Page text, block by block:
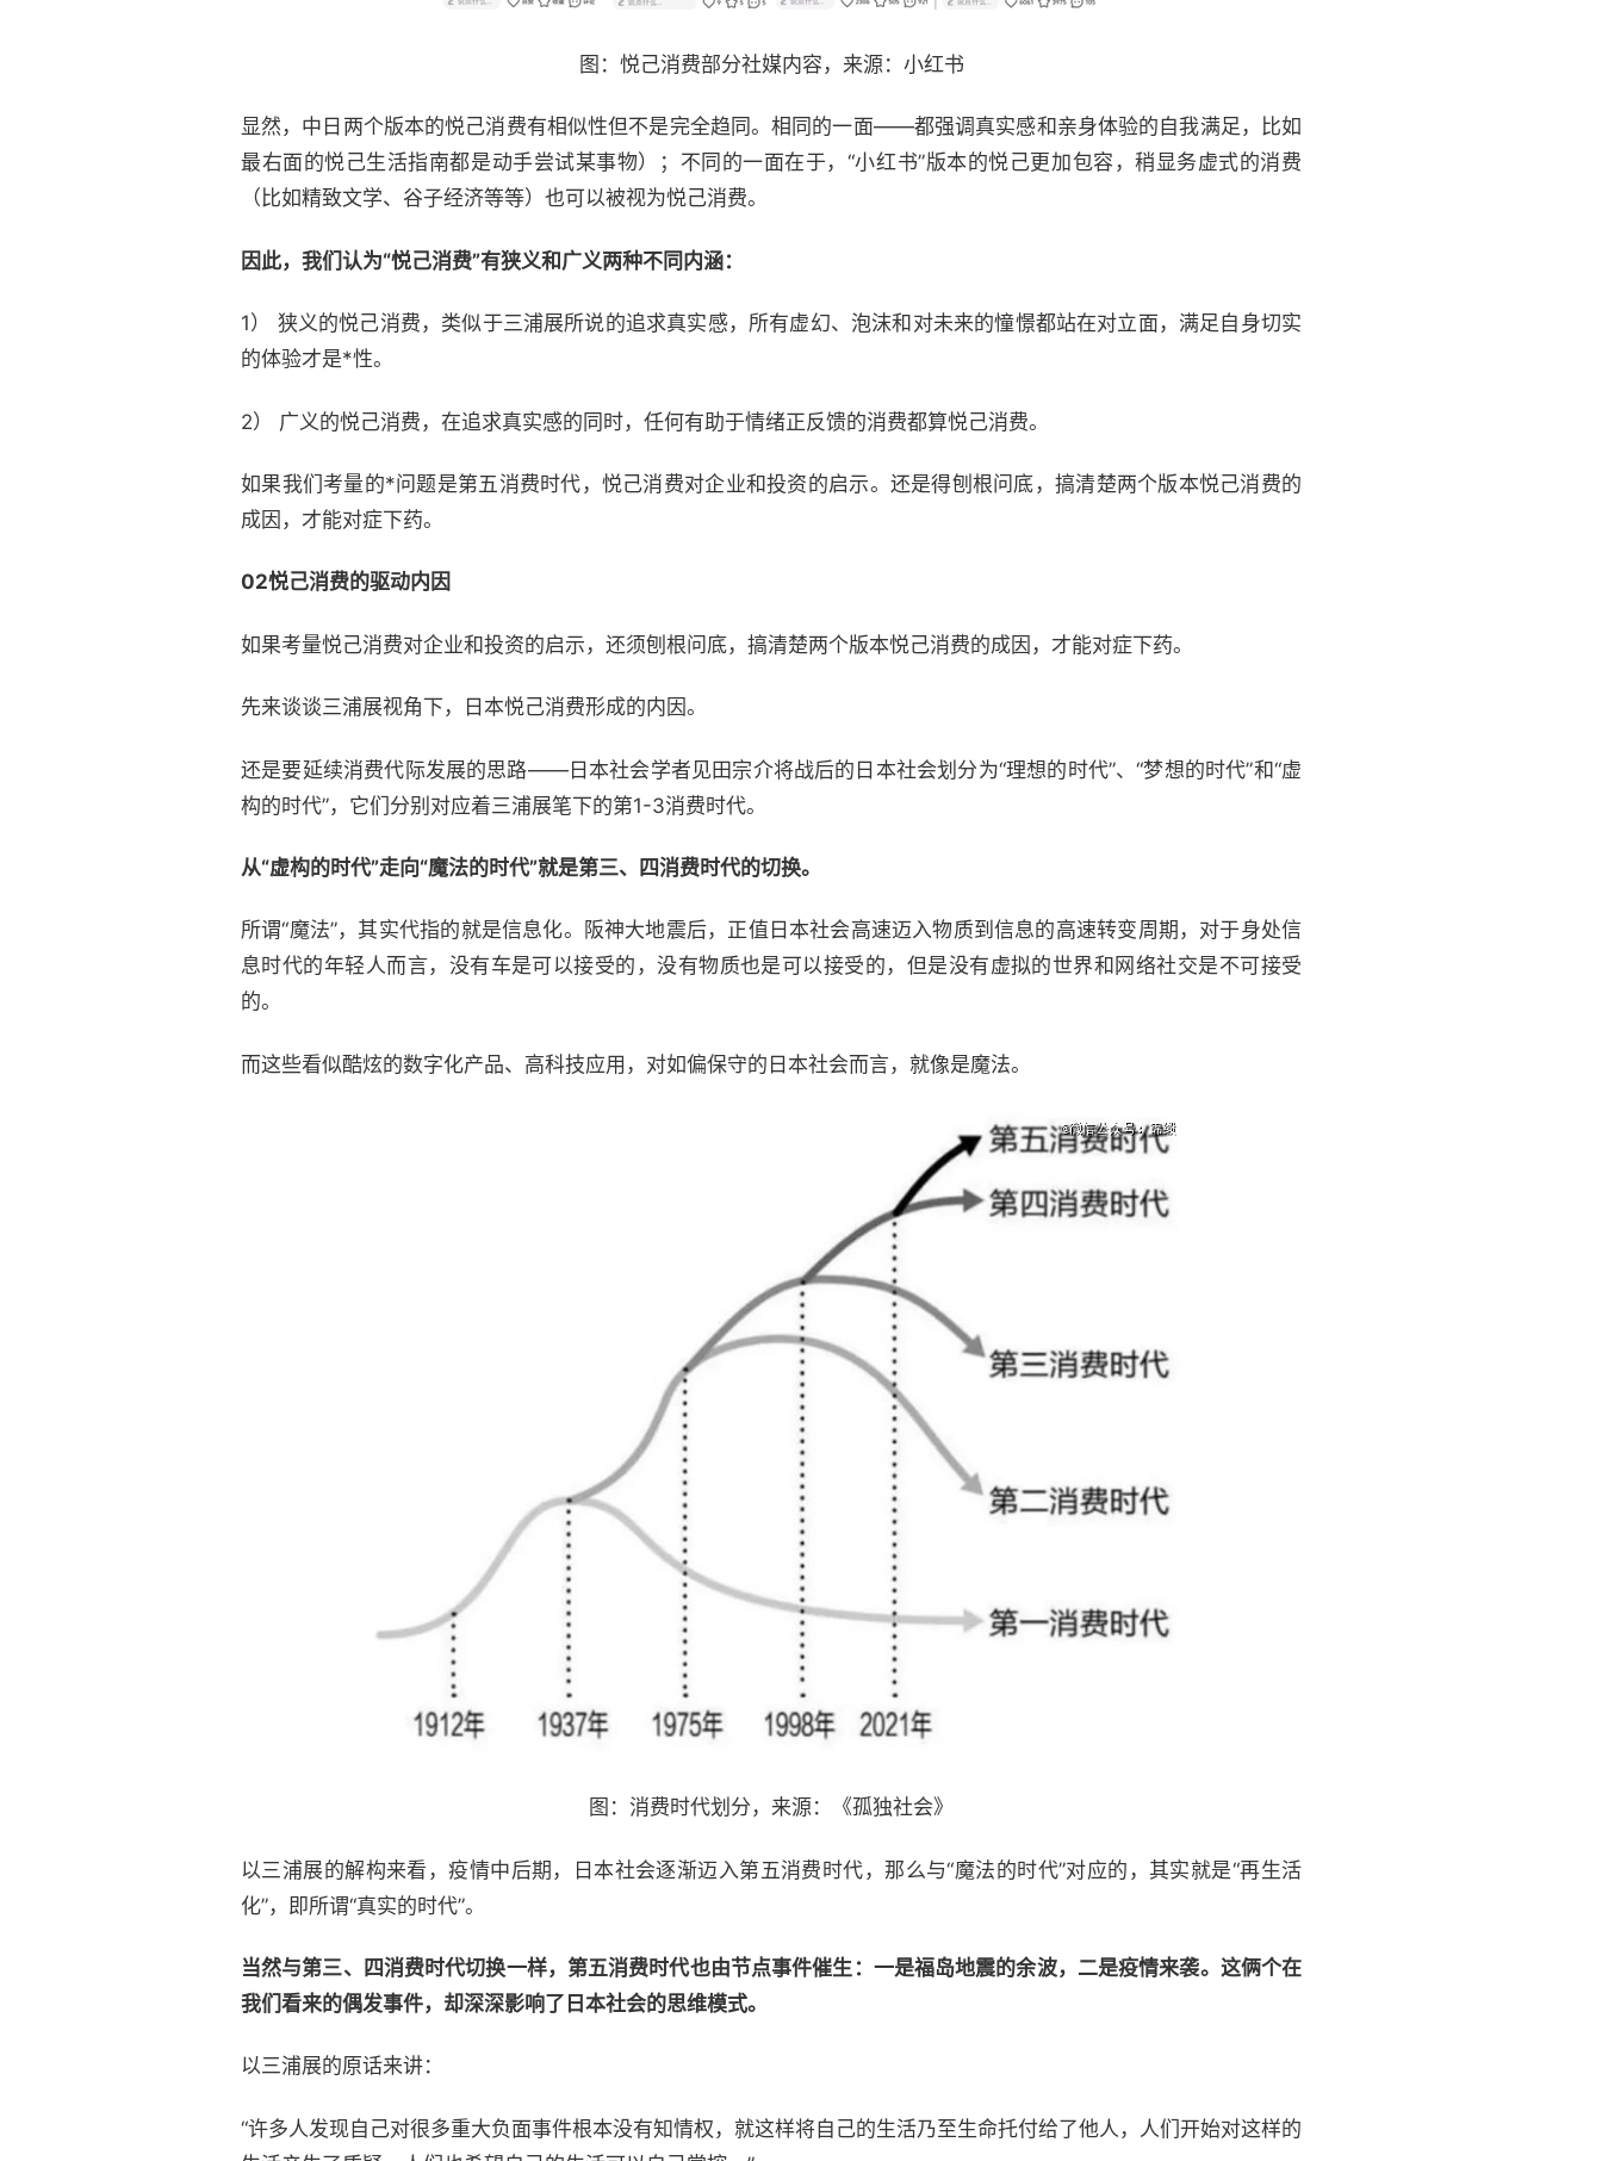
图：悦己消费部分社媒内容，来源：小红书
显然，中日两个版本的悦己消费有相似性但不是完全趋同。相同的一面——都强调真实感和亲身体验的自我满足，比如
最右面的悦己生活指南都是动手尝试某事物）；不同的一面在于，“小红书”版本的悦己更加包容，稍显务虚式的消费
（比如精致文学、谷子经济等等）也可以被视为悦己消费。
因此，我们认为“悦己消费”有狭义和广义两种不同内涵：
1） 狭义的悦己消费，类似于三浦展所说的追求真实感，所有虚幻、泡沫和对未来的憧憬都站在对立面，满足自身切实
的体验才是*性。
2） 广义的悦己消费，在追求真实感的同时，任何有助于情绪正反馈的消费都算悦己消费。
如果我们考量的*问题是第五消费时代，悦己消费对企业和投资的启示。还是得刨根问底，搞清楚两个版本悦己消费的
成因，才能对症下药。
02悦己消费的驱动内因
如果考量悦己消费对企业和投资的启示，还须刨根问底，搞清楚两个版本悦己消费的成因，才能对症下药。
先来谈谈三浦展视角下，日本悦己消费形成的内因。
还是要延续消费代际发展的思路——日本社会学者见田宗介将战后的日本社会划分为“理想的时代”、“梦想的时代”和“虚
构的时代”，它们分别对应着三浦展笔下的第1-3消费时代。
从“虚构的时代”走向“魔法的时代”就是第三、四消费时代的切换。
所谓“魔法”，其实代指的就是信息化。阪神大地震后，正值日本社会高速迈入物质到信息的高速转变周期，对于身处信
息时代的年轻人而言，没有车是可以接受的，没有物质也是可以接受的，但是没有虚拟的世界和网络社交是不可接受
的。
而这些看似酷炫的数字化产品、高科技应用，对如偏保守的日本社会而言，就像是魔法。
图：消费时代划分，来源：《孤独社会》
以三浦展的解构来看，疫情中后期，日本社会逐渐迈入第五消费时代，那么与“魔法的时代”对应的，其实就是“再生活
化”，即所谓“真实的时代”。
当然与第三、四消费时代切换一样，第五消费时代也由节点事件催生：一是福岛地震的余波，二是疫情来袭。这俩个在
我们看来的偶发事件，却深深影响了日本社会的思维模式。
以三浦展的原话来讲：
“许多人发现自己对很多重大负面事件根本没有知情权，就这样将自己的生活乃至生命托付给了他人，人们开始对这样的